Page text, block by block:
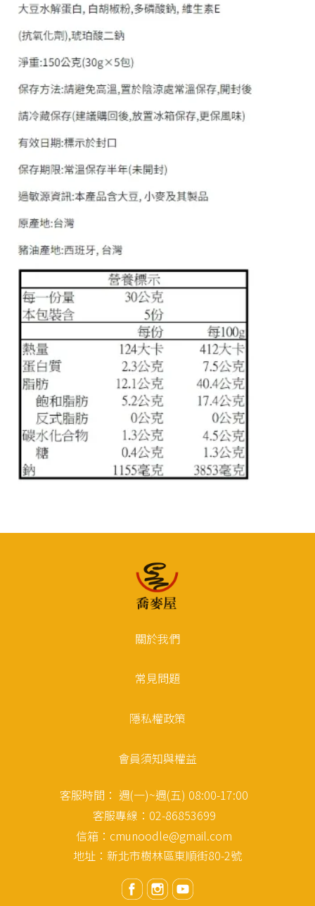
關於我們
常見問題
隱私權政策
會員須知與權益
客服時間： 週(一)~週(五) 08:00-17:00
客服專線：02-86853699
信箱：cmunoodle@gmail.com
地址：新北市樹林區東順街80-2號